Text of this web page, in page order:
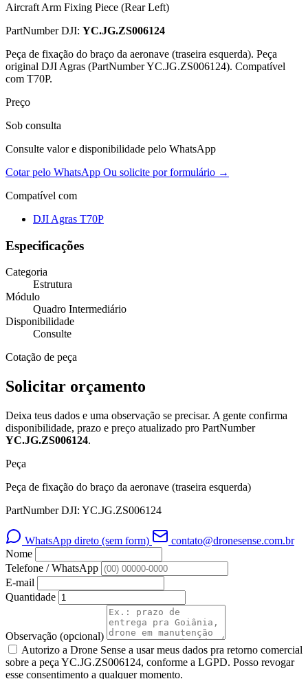
Aircraft Arm Fixing Piece (Rear Left)
PartNumber DJI: YC.JG.ZS006124
Peça de fixação do braço da aeronave (traseira esquerda). Peça
original DJI Agras (PartNumber YC.JG.ZS006124). Compatível
com T70P.
Preço
Sob consulta
Consulte valor e disponibilidade pelo WhatsApp
Cotar pelo WhatsApp Ou solicite por formulário →
Compatível com
DJI Agras T70P
Especificações
Categoria
Estrutura
Módulo
Quadro Intermediário
Disponibilidade
Consulte
Cotação de peça
Solicitar orçamento
Deixa teus dados e uma observação se precisar. A gente confirma
disponibilidade, prazo e preço atualizado pro PartNumber
YC.JG.ZS006124.
Peça
Peça de fixação do braço da aeronave (traseira esquerda)
PartNumber DJI: YC.JG.ZS006124
WhatsApp direto (sem form)
contato@dronesense.com.br
Nome
Telefone / WhatsApp
E-mail
Quantidade
Observação (opcional)
Autorizo a Drone Sense a usar meus dados pra retorno comercial
sobre a peça YC.JG.ZS006124, conforme a LGPD. Posso revogar
esse consentimento a qualquer momento.